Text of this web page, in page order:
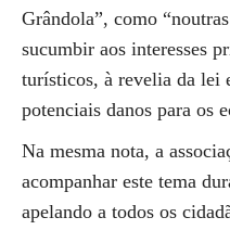
Grândola”, como
sucumbir aos interesses
turísticos, à revelia da lei
potenciais danos para os
Na mesma nota, a
acompanhar este tema
apelando a todos os